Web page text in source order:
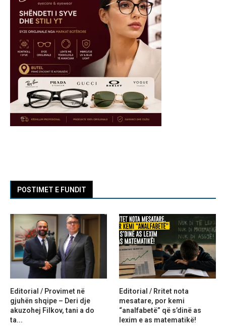
POSTIMET E FUNDIT
Editorial / Provimet në
gjuhën shqipe – Deri dje
akuzohej Filkov, tani a do
ta...
Editorial / Rritet nota
mesatare, por kemi
“analfabetë” që s’dinë as
lexim e as matematikë!